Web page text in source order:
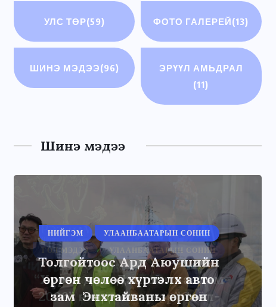
УЛС ТӨР(59) ФОТО ГАЛЕРЕЙ(13)
ШИНЭ МЭДЭЭ(96)
ЭРҮҮЛ АМЬДРАЛ
(11)
Шинэ мэдээ
НИЙГЭМ УЛААНБААТАРЫН СОНИН
Толгойтоос Ард Аюушийн
өргөн чөлөө хүртэлх авто
зам Энхтайваны өргөн